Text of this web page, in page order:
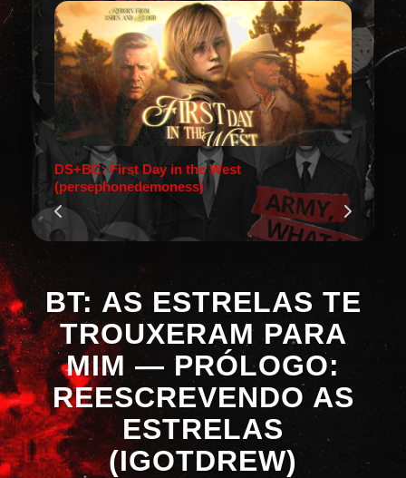
DS+BC: First Day in the West
(persephonedemoness)
BT: AS ESTRELAS TE
TROUXERAM PARA
MIM — PRÓLOGO:
REESCREVENDO AS
ESTRELAS
(IGOTDREW)